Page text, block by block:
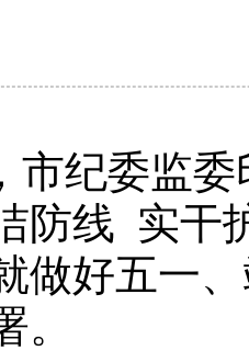
市纪委监
防线 实干
做好五一
。